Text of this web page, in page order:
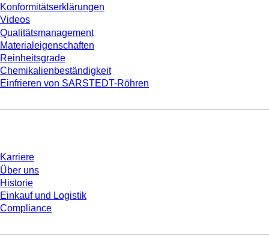
Konformitätserklärungen
Videos
Qualitätsmanagement
Materialeigenschaften
Reinheitsgrade
Chemikalienbeständigkeit
Einfrieren von SARSTEDT-Röhren
Karriere
Über uns
Historie
Einkauf und Logistik
Compliance